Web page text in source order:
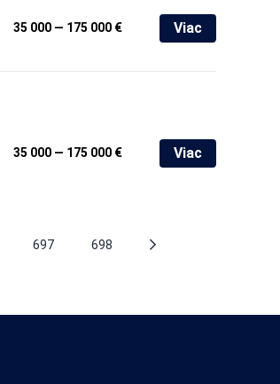
35 000 — 175 000 € Viac
35 000 — 175 000 € Viac
697 698